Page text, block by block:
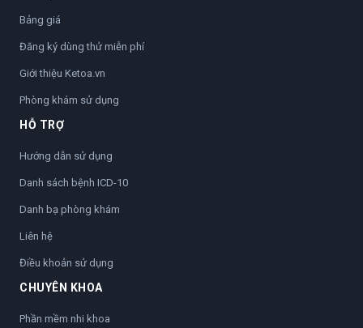
Bảng giá
Đăng ký dùng thử miễn phí
Giới thiệu Ketoa.vn
Phòng khám sử dụng
HỖ TRỢ
Hướng dẫn sử dụng
Danh sách bệnh ICD-10
Danh bạ phòng khám
Liên hệ
Điều khoản sử dụng
CHUYÊN KHOA
Phần mềm nhi khoa